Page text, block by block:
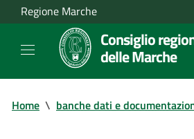
Regione Marche
Consiglio
delle Marche
Home \ banche dati e